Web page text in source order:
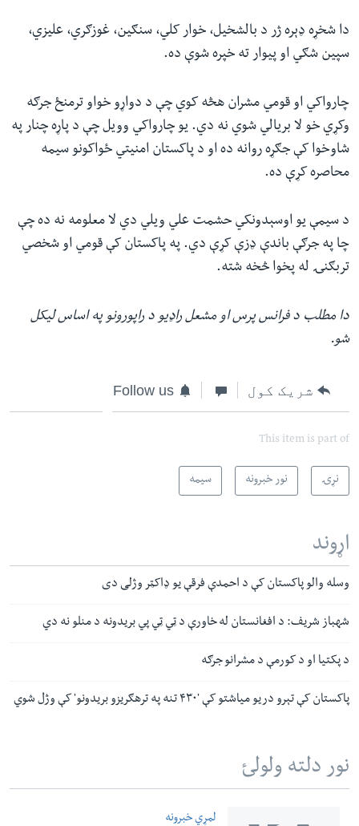
دا شخړه ډېره ژر د بالشخیل، خوار کلي، سنګین، غوزګري، علیزي،
سپین شګي او پیوار ته خپره شوې ده.
چارواکي او قومي مشران هڅه کوي چې د دواړو خواو ترمنځ جرګه
وکړي خو لا بریالي شوي نه دي. یو چارواکي وویل چې د پاړه چنار په
شاوخوا کې جګړه روانه ده او د پاکستان امنیتي‌‌‌ ځواکونو سیمه
محاصره کړې ده.
د سیمې یو اوسېدونکي حشمت علي ویلي دي لا معلومه نه ده چې
چا په جرګې باندې ډزې کړې دي. په پاکستان کې قومي او شخصي
تربګنۍ له پخوا څخه شته.
دا مطلب د فرانس پرس او مشعل راډیو د راپورونو په اساس لیکل
شو.
شریک کول Follow us
This item is part of
نړۍ نور خبرونه سیمه
اړوند
وسله والو پاکستان کې د احمدې فرقې یو ډاکټر وژلی دی
شهباز شریف: د افغانستان له خاورې د ټي ټي پي بریدونه د منلو نه دي
د پکتیا او د کورمې د مشرانو جرګه
پاکستان کې تېرو دریو میاشتو کې '۴۳۰ تنه په ترهګریزو بریدونو' کې وژل شوي
نور دلته ولولئ
لمړي خبرونه